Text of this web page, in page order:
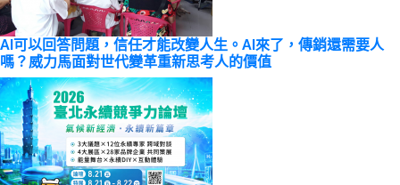
AI可以回答問題，信任才能改變人生。AI來了，傳銷還需要人
嗎？威力馬面對世代變革重新思考人的價值